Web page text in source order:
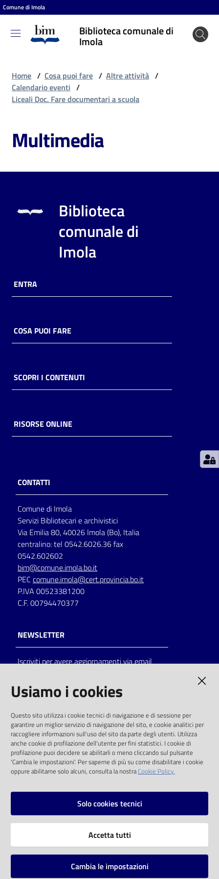
Vai al contenuto
Vai alla navigazione
Vai al footer
Comune di Imola
Biblioteca comunale di
Imola
Biblioteca
comunale
Cosa
fare
Scopri
online
Piani
Decentrate
Seguici
su
on line
Eventi
Chiedi al
bibliotecario
Avvisi
Home / Cosa puoi fare / Altre attività /
Calendario eventi /
Liceali Doc. Fare documentari a scuola
Multimedia
Biblioteca
comunale di
Imola
ENTRA
COSA PUOI FARE
SCOPRI I CONTENUTI
RISORSE ONLINE
CONTATTI
Comune di Imola
Servizi Bibliotecari e archivistici
Via Emilia 80, 40026 Imola (Bo), Italia
centralino: tel 0542.6026.36 fax
0542.602602
bim@comune.imola.bo.it
PEC comune.imola@cert.provincia.bo.it
P.IVA 00523381200
C.F. 00794470377
NEWSLETTER
Iscriviti per avere aggiornamenti via email
solo alle condizioni previste dalla direttiva
comunitaria 2003/98/CE e dal d.lgs. 36/2006
SOCIAL
Instagram
Vai alla pagina
Usiamo i cookies
Questo sito utilizza i cookie tecnici di navigazione e di sessione per
garantire un miglior servizio di navigazione del sito, e cookie analitici per
raccogliere informazioni sull'uso del sito da parte degli utenti. Utilizza
anche cookie di profilazione dell'utente per fini statistici. I cookie di
profilazione puoi decidere se abilitarli o meno cliccando sul pulsante
'Cambia le impostazioni'. Per saperne di più su come disabilitare i cookie
oppure abilitarne solo alcuni, consulta la nostraCookie Policy.
Solo cookies tecnici
Accetta tutti
Cambia le impostazioni